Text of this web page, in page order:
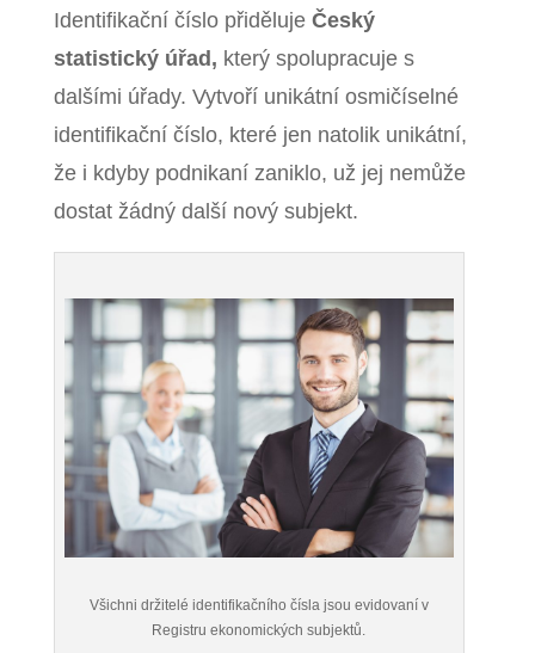
Identifikační číslo přiděluje Český
statistický úřad, který spolupracuje s
dalšími úřady. Vytvoří unikátní osmičíselné
identifikační číslo, které jen natolik unikátní,
že i kdyby podnikaní zaniklo, už jej nemůže
dostat žádný další nový subjekt.
Všichni držitelé identifikačního čísla jsou evidovaní v
Registru ekonomických subjektů.